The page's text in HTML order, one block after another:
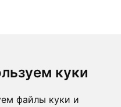
куки
файлы куки и
Минск, пр-т Газеты